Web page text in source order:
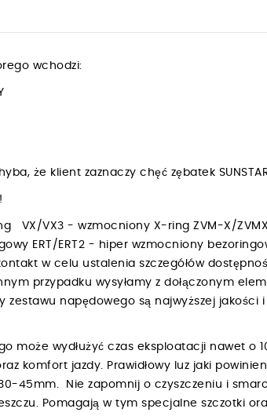
wchodzi:
że klient zaznaczy chęć zębatek
VX/VX3 - wzmocniony X-ring ZVM-X/
ERT/ERT2 - hiper wzmocniony
w celu ustalenia szczegółów
przypadku wysyłamy z dołączonym
napędowego są najwyższej jakości i
może wydłużyć czas eksploatacji nawet o
komfort jazdy. Prawidłowy luz jaki
45mm. Nie zapomnij o czyszczeniu i
Pomagają w tym specjalne szczotki